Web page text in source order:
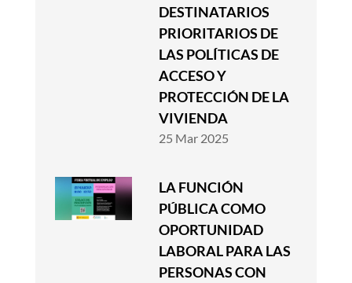
DESTINATARIOS
PRIORITARIOS DE
LAS POLÍTICAS DE
ACCESO Y
PROTECCIÓN DE LA
VIVIENDA
25 Mar 2025
LA FUNCIÓN
PÚBLICA COMO
OPORTUNIDAD
LABORAL PARA LAS
PERSONAS CON